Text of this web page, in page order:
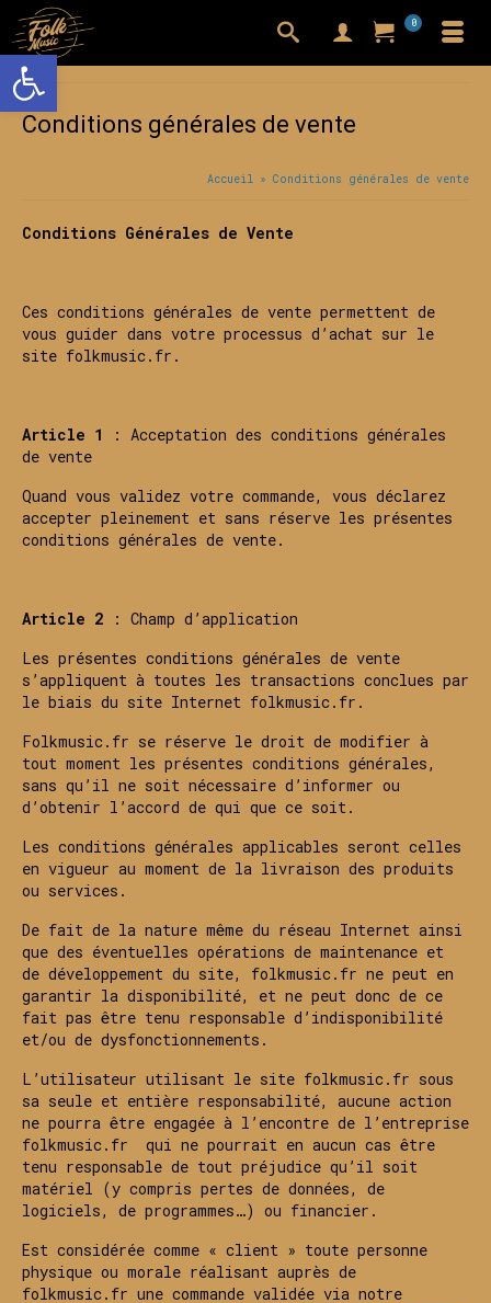
Ouvrir la barre d’outils
0
Conditions générales de vente
Accueil » Conditions générales de vente
Conditions Générales de Vente
Ces conditions générales de vente permettent de
vous guider dans votre processus d’achat sur le
site folkmusic.fr.
Article 1
: Acceptation des conditions générales
de vente
Quand vous validez votre commande, vous déclarez
accepter pleinement et sans réserve les présentes
conditions générales de vente.
Article 2 : Champ d’application
Les présentes conditions générales de vente
s’appliquent à toutes les transactions conclues par
le biais du site Internet folkmusic.fr.
Folkmusic.fr se réserve le droit de modifier à
tout moment les présentes conditions générales,
sans qu’il ne soit nécessaire d’informer ou
d’obtenir l’accord de qui que ce soit.
Les conditions générales applicables seront celles
en vigueur au moment de la livraison des produits
ou services.
De fait de la nature même du réseau Internet ainsi
que des éventuelles opérations de maintenance et
de développement du site, folkmusic.fr ne peut en
garantir la disponibilité, et ne peut donc de ce
fait pas être tenu responsable d’indisponibilité
et/ou de dysfonctionnements.
L’utilisateur utilisant le site folkmusic.fr sous
sa seule et entière responsabilité, aucune action
ne pourra être engagée à l’encontre de l’entreprise
folkmusic.fr qui ne pourrait en aucun cas être
tenu responsable de tout préjudice qu’il soit
matériel (y compris pertes de données, de
logiciels, de programmes…) ou financier.
Est considérée comme « client » toute personne
physique ou morale réalisant auprès de
folkmusic.fr une commande validée via notre